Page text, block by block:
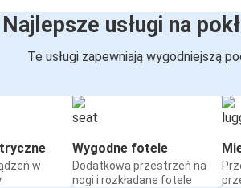
Najlepsze usługi na
Te usługi zapewniają wygodniejszą
w
Wygodne fotele
Dodatkowa przestrzeń na
nogi i rozkładane fotele